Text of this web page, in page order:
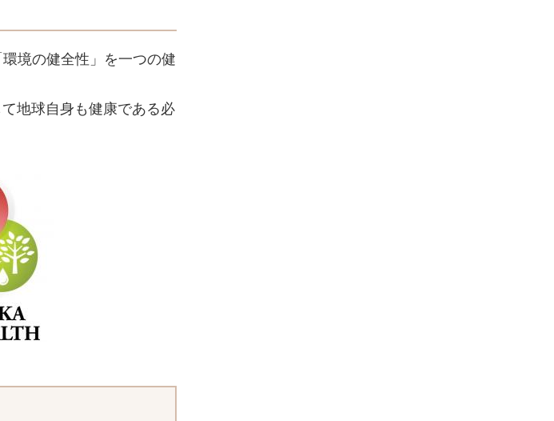
境の健全性」を一つの健
地球自身も健康である必